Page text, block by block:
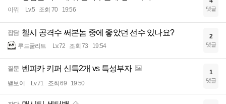
이끾 Lv.5 조회 70 19:56 댓글
잡담 첼시 공격수 써본놈 중에 좋았던 선수 있나요?
루드굴리트 Lv.72 조회 73 19:54
2
댓글
질문 벤피카 키퍼 신특2개 vs 특성부자
밷보이 Lv.71 조회 69 19:50
1
댓글